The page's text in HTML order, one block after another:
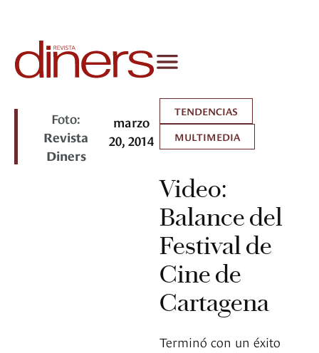
Foto:
Revista
Diners
marzo
20, 2014
TENDENCIAS
MULTIMEDIA
Video:
Balance del
Festival de
Cine de
Cartagena
Terminó con un éxito